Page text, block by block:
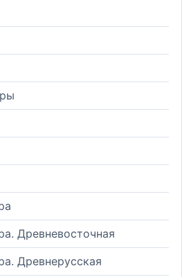
Древневосточная
Древнерусская